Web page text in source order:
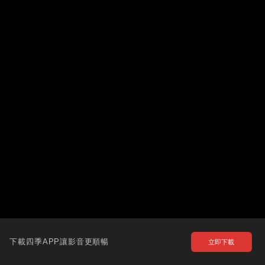
下載四季APP讓影音更順暢 立即下載